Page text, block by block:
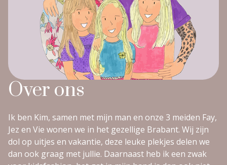
Over ons
Ik ben Kim, samen met mijn man en onze 3 meiden Fay,
Jez en Vie wonen we in het gezellige Brabant. Wij zijn
dol op uitjes en vakantie, deze leuke plekjes delen we
dan ook graag met jullie. Daarnaast heb ik een zwak